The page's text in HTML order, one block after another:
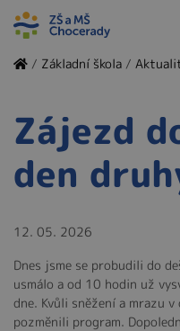
/ Základní škola /
Zájezd
den
12. 05. 2026
Dnes jsme se probudili do
usmálo a od 10 hodin už
dne. Kvůli sněžení a mrazu
pozměnili program.